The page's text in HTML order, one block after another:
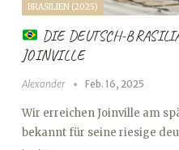
BRASILIEN (2025)
DIE DEUTSCH-
JOINVILLE
Alexander Feb. 16, 2025
Wir erreichen Joinville am
bekannt für seine riesige